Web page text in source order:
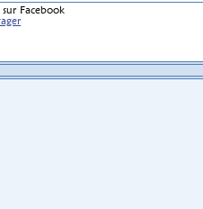
sur Facebook